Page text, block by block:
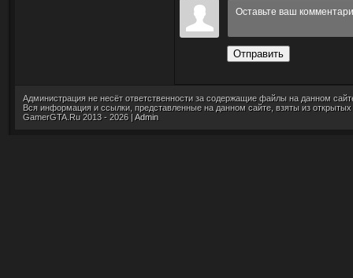
Отправить
Администрация не несёт ответственности за содержащие файлы на данном
Вся информация и ссылки, представленные на данном сайте, взяты из
GamerGTA.Ru 2013 - 2026 |Admin